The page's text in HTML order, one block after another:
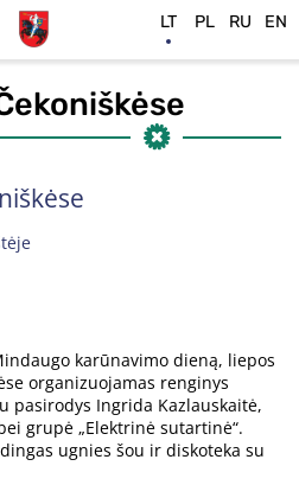
karūnavimo dieną, liepos
organizuojamas renginys
pasirodys Ingrida Kazlauskaitė,
grupė „Elektrinė sutartinė“.
ugnies šou ir diskoteka su
LT PL RU EN